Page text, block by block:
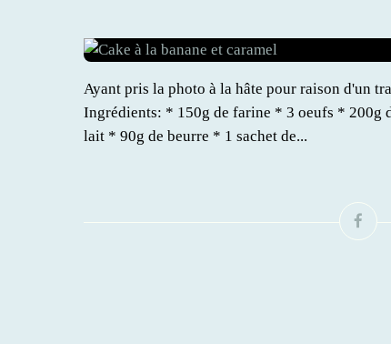
Ayant pris la photo à la hâte pour raison d'un
Ingrédients: * 150g de farine * 3 oeufs * 200g
lait * 90g de beurre * 1 sachet de...